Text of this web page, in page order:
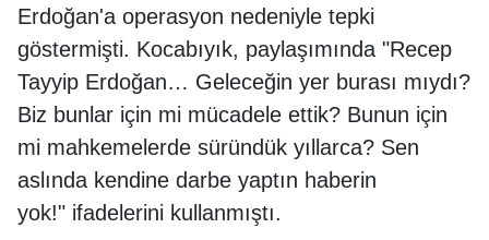
Erdoğan'a operasyon nedeniyle tepki
göstermişti. Kocabıyık, paylaşımında "Recep
Tayyip Erdoğan… Geleceğin yer burası mıydı?
Biz bunlar için mi mücadele ettik? Bunun için
mi mahkemelerde süründük yıllarca? Sen
aslında kendine darbe yaptın haberin
yok!" ifadelerini kullanmıştı.